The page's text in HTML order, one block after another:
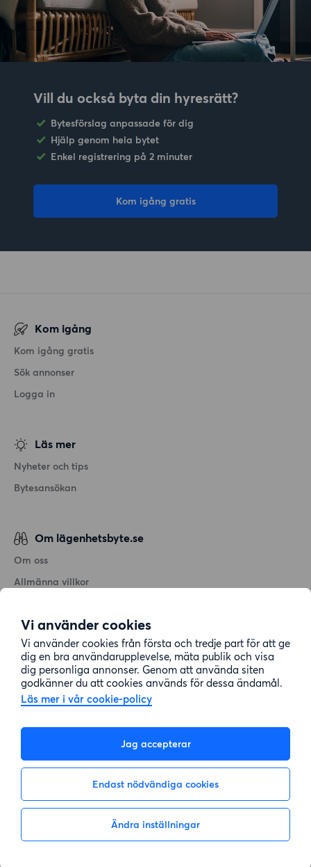
Vi använder cookies
Vi använder cookies från första och tredje part för att ge
dig en bra användarupplevelse, mäta publik och visa
dig personliga annonser. Genom att använda siten
godkänner du att cookies används för dessa ändamål.
Läs mer i vår cookie-policy
Jag accepterar
Endast nödvändiga cookies
Ändra inställningar
Inte intresserad Visa intresse
Vill du också byta din hyresrätt?
Bytesförslag anpassade för dig
Hjälp genom hela bytet
Enkel registrering på 2 minuter
Kom igång gratis
Kom igång
Kom igång gratis
Sök annonser
Logga in
Läs mer
Nyheter och tips
Bytesansökan
Om lägenhetsbyte.se
Om oss
Allmänna villkor
Cookiepolicy
Sitemap
Kundtjänst
08-22 00 90
E-post: